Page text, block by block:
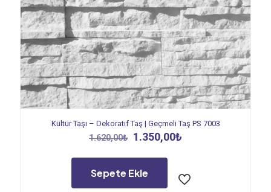
Kültür Taşı – Dekoratif Taş | Geçmeli Taş PS 7003
1.620,00₺ Orijinal
1.620,00₺.
1.350,00₺
Sepete Ekle